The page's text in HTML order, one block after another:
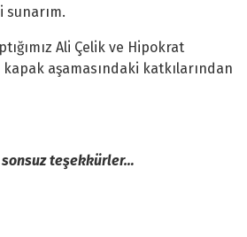
Ali Çelik ve Hipokrat
aşamasındaki katkılarından
sonsuz teşekkürler…